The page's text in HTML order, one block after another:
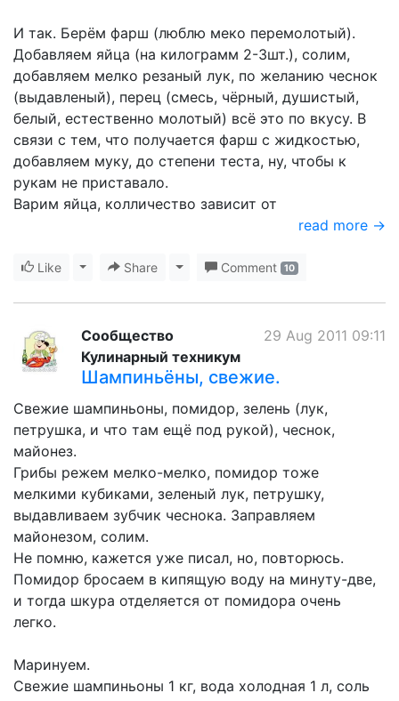
И так. Берём фарш (люблю меко перемолотый).
Добавляем яйца (на килограмм 2-3шт.), солим,
добавляем мелко резаный лук, по желанию чеснок
(выдавленый), перец (смесь, чёрный, душистый,
белый, естественно молотый) всё это по вкусу. В
связи с тем, что получается фарш с жидкостью,
добавляем муку, до степени теста, ну, чтобы к
рукам не приставало.
Варим яйца, колличество зависит от
read more →
Like Toggle Dropdown
Share Toggle Dropdown
Comment 10
29 Aug 2011 09:11
Сообщество
Кулинарный техникум
Шампиньёны, свежие.
Свежие шампиньоны, помидор, зелень (лук,
петрушка, и что там ещё под рукой), чеснок,
майонез.
Грибы режем мелко-мелко, помидор тоже
мелкими кубиками, зеленый лук, петрушку,
выдавливаем зубчик чеснока. Заправляем
майонезом, солим.
Не помню, кажется уже писал, но, повторюсь.
Помидор бросаем в кипящую воду на минуту-две,
и тогда шкура отделяется от помидора очень
легко.
Маринуем.
Свежие шампиньоны 1 кг, вода холодная 1 л, соль